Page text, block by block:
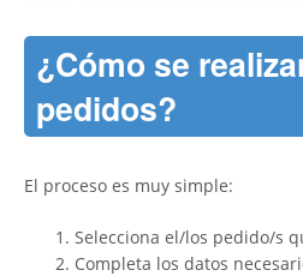
¿Cómo se
pedidos?
El proceso es muy simple:
Selecciona el/los pedido/s
Completa los datos